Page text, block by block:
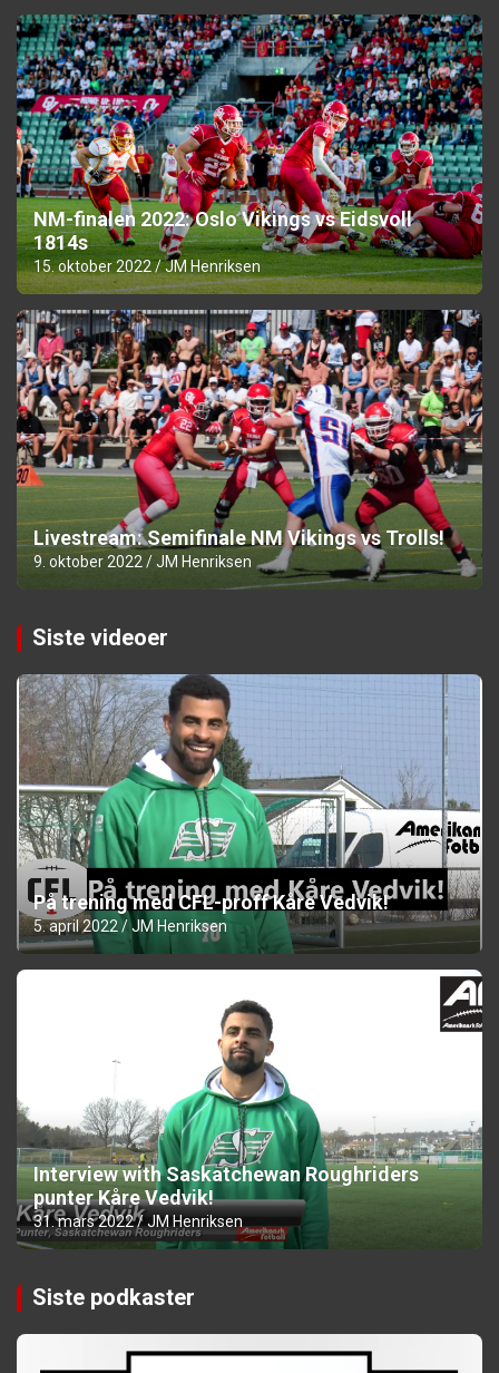
NM-finalen 2022: Oslo Vikings vs Eidsvoll
1814s
15. oktober 2022 JM Henriksen
Livestream: Semifinale NM Vikings vs Trolls!
9. oktober 2022 JM Henriksen
Siste videoer
På trening med CFL-proff Kåre Vedvik!
5. april 2022 JM Henriksen
Interview with Saskatchewan Roughriders
punter Kåre Vedvik!
31. mars 2022 JM Henriksen
Siste podkaster